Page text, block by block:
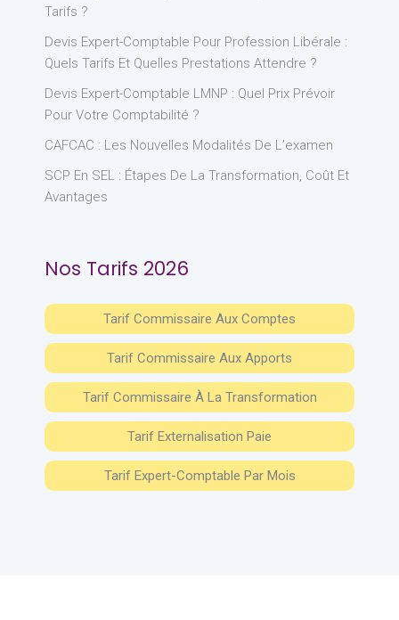
Tarifs ?
Devis Expert-Comptable Pour Profession Libérale :
Quels Tarifs Et Quelles Prestations Attendre ?
Devis Expert-Comptable LMNP : Quel Prix Prévoir
Pour Votre Comptabilité ?
CAFCAC : Les Nouvelles Modalités De L’examen
SCP En SEL : Étapes De La Transformation, Coût Et
Avantages
Nos Tarifs 2026
Tarif Commissaire Aux Comptes
Tarif Commissaire Aux Apports
Tarif Commissaire À La Transformation
Tarif Externalisation Paie
Tarif Expert-Comptable Par Mois